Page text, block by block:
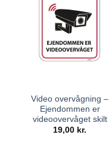
Video overvågning –
Ejendommen er
videoovervåget skilt
19,00 kr.